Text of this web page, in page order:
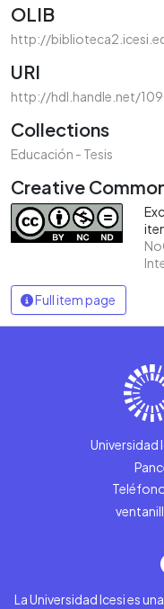
OLIB
http://
URI
http://hdl.handle.net/
Collections
Educación - Tesis
Creative
Full item page
Universidad
La Universidad Icesi es